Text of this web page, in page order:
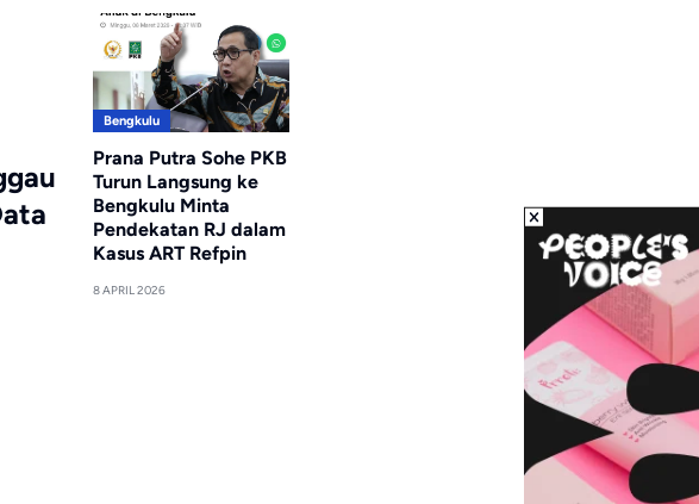
Bengkulu
Prana Putra Sohe PKB
Turun Langsung ke
Bengkulu Minta
Pendekatan RJ dalam
Kasus ART Refpin
8 APRIL 2026